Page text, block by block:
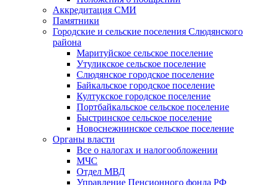
Аккредитация СМИ
Памятники
Городские и сельские поселения Слюдянского
района
Маритуйское сельское поселение
Утуликское сельское поселение
Слюдянское городское поселение
Байкальское городское поселение
Култукское городское поселение
Портбайкальское сельское поселение
Быстринское сельское поселение
Новоснежнинское сельское поселение
Органы власти
Все о налогах и налогообложении
МЧС
Отдел МВД
Управление Пенсионного фонда РФ